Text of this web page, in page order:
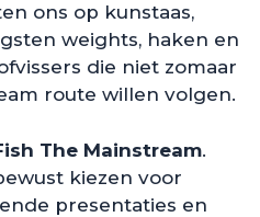
ons op kunstaas,
weights, haken en
die niet zomaar
route willen volgen.
The Mainstream.
kiezen voor
presentaties en